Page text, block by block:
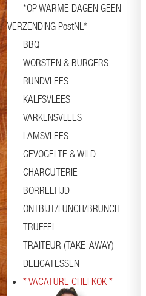
*OP WARME DAGEN GEEN
VERZENDING PostNL*
BBQ
WORSTEN & BURGERS
RUNDVLEES
KALFSVLEES
VARKENSVLEES
LAMSVLEES
GEVOGELTE & WILD
CHARCUTERIE
BORRELTIJD
ONTBIJT/LUNCH/BRUNCH
TRUFFEL
TRAITEUR (TAKE-AWAY)
DELICATESSEN
* VACATURE CHEFKOK *